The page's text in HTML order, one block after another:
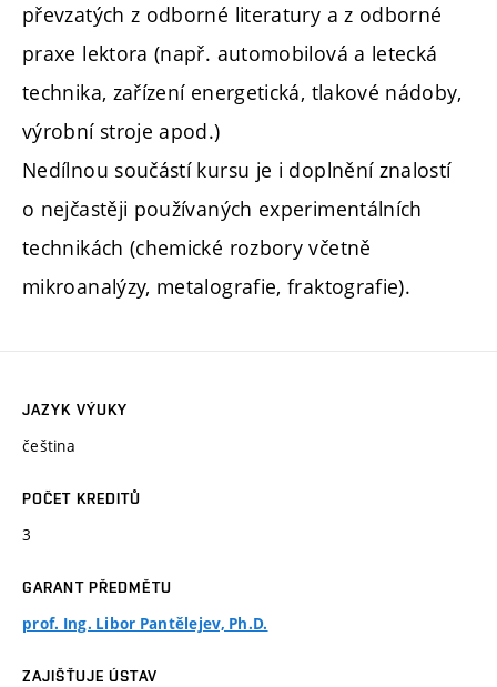
převzatých z odborné literatury a z odborné
praxe lektora (např. automobilová a letecká
technika, zařízení energetická, tlakové nádoby,
výrobní stroje apod.)
Nedílnou součástí kursu je i doplnění znalostí
o nejčastěji používaných experimentálních
technikách (chemické rozbory včetně
mikroanalýzy, metalografie, fraktografie).
JAZYK VÝUKY
čeština
POČET KREDITŮ
3
GARANT PŘEDMĚTU
prof. Ing. Libor Pantělejev, Ph.D.
ZAJIŠŤUJE ÚSTAV